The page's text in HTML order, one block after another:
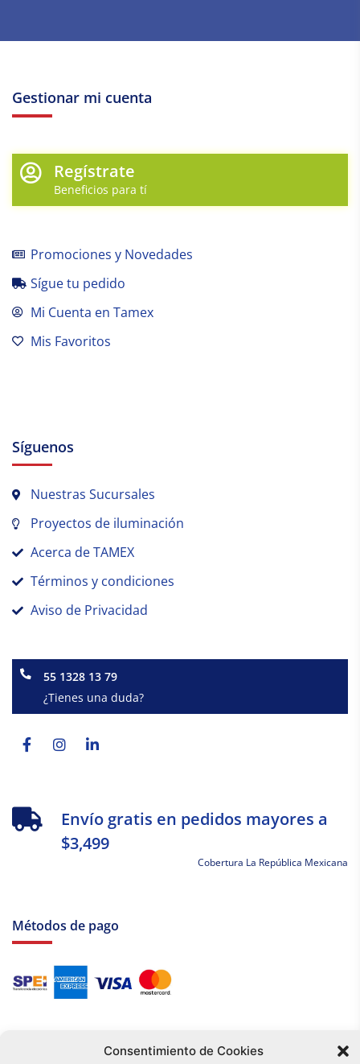
Consentimiento de Cookies
Gestionar mi cuenta
Regístrate
Beneficios para tí
Promociones y Novedades
Sígue tu pedido
Mi Cuenta en Tamex
Mis Favoritos
Síguenos
Nuestras Sucursales
Proyectos de iluminación
Acerca de TAMEX
Términos y condiciones
Aviso de Privacidad
55 1328 13 79
¿Tienes una duda?
f
Envío gratis en pedidos mayores a
$3,499
Cobertura La República Mexicana
Métodos de pago